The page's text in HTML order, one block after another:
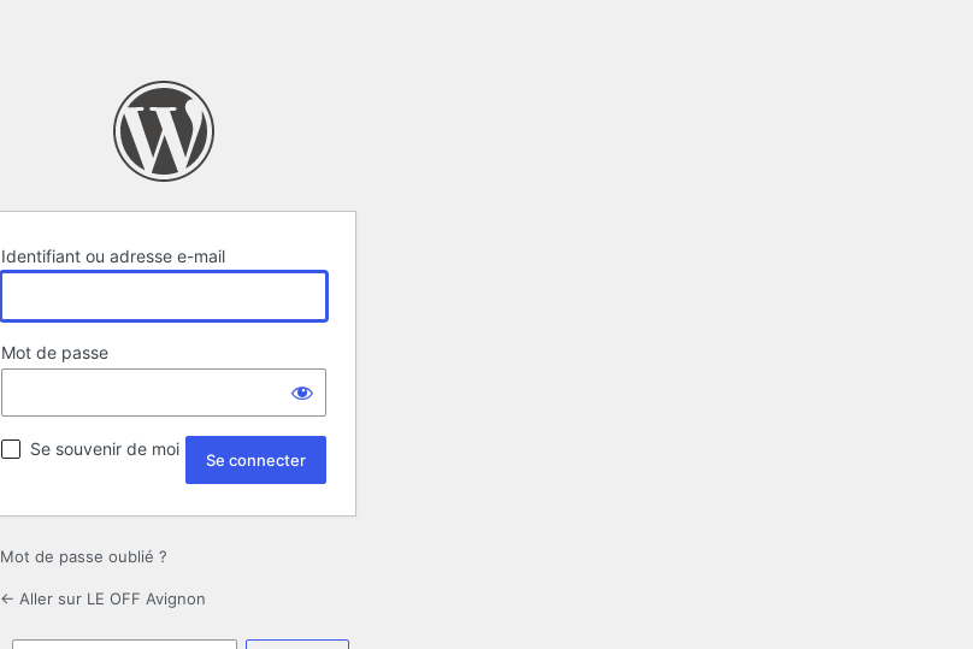
Identifiant ou adresse e-mail
Mot de passe
Se souvenir de moi
Mot de passe oublié ?
← Aller sur LE OFF Avignon